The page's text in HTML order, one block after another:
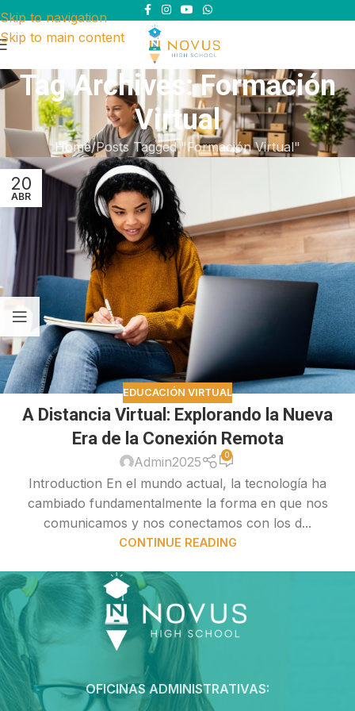
Skip to navigation
Skip to main content
Tag Archives: Formación
Virtual
Home Posts Tagged "Formación Virtual"
20
ABR
EDUCACIÓN VIRTUAL
A Distancia Virtual: Explorando la Nueva
Era de la Conexión Remota
Admin2025 0
Introduction En el mundo actual, la tecnología ha
cambiado fundamentalmente la forma en que nos
comunicamos y nos conectamos con los d...
CONTINUE READING
OFICINAS ADMINISTRATIVAS: